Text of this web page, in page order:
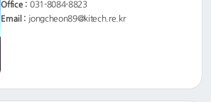
Office : 031-8084-8823
Email : jongcheon89@kitech.re.kr